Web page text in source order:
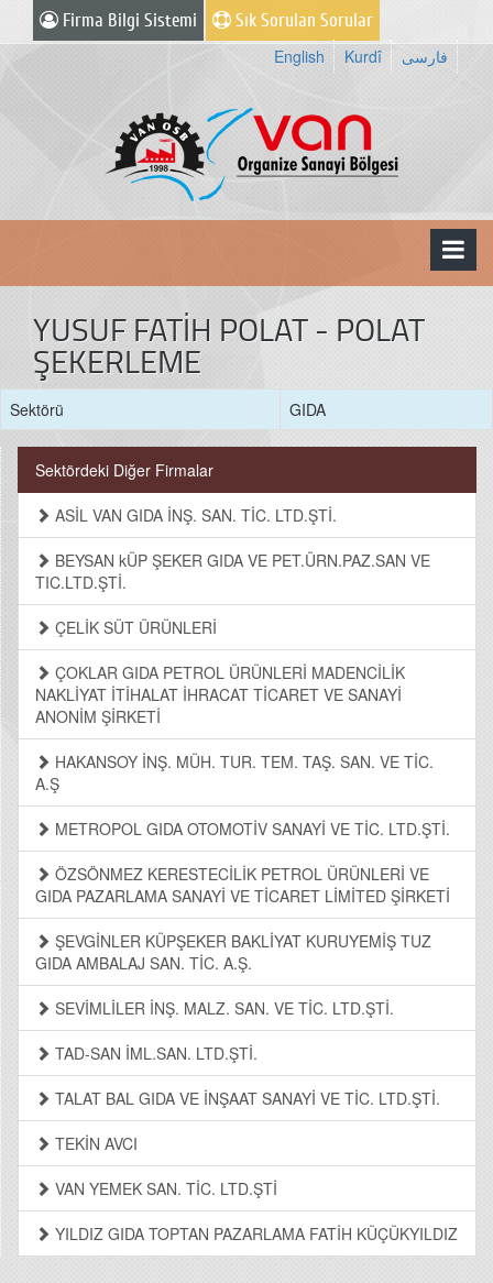
Firma Bilgi Sistemi Sık Sorulan Sorular
English Kurdî فارسی
YUSUF FATİH POLAT - POLAT
ŞEKERLEME
Sektörü GIDA
Sektördeki Diğer Firmalar
ASİL VAN GIDA İNŞ. SAN. TİC. LTD.ŞTİ.
BEYSAN kÜP ŞEKER GIDA VE PET.ÜRN.PAZ.SAN VE
TIC.LTD.ŞTİ.
ÇELİK SÜT ÜRÜNLERİ
ÇOKLAR GIDA PETROL ÜRÜNLERİ MADENCİLİK
NAKLİYAT İTİHALAT İHRACAT TİCARET VE SANAYİ
ANONİM ŞİRKETİ
HAKANSOY İNŞ. MÜH. TUR. TEM. TAŞ. SAN. VE TİC.
A.Ş
METROPOL GIDA OTOMOTİV SANAYİ VE TİC. LTD.ŞTİ.
ÖZSÖNMEZ KERESTECİLİK PETROL ÜRÜNLERİ VE
GIDA PAZARLAMA SANAYİ VE TİCARET LİMİTED ŞİRKETİ
ŞEVGİNLER KÜPŞEKER BAKLİYAT KURUYEMİŞ TUZ
GIDA AMBALAJ SAN. TİC. A.Ş.
SEVİMLİLER İNŞ. MALZ. SAN. VE TİC. LTD.ŞTİ.
TAD-SAN İML.SAN. LTD.ŞTİ.
TALAT BAL GIDA VE İNŞAAT SANAYİ VE TİC. LTD.ŞTİ.
TEKİN AVCI
VAN YEMEK SAN. TİC. LTD.ŞTİ
YILDIZ GIDA TOPTAN PAZARLAMA FATİH KÜÇÜKYILDIZ